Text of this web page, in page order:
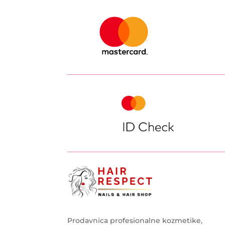
Prodavnica profesionalne kozmetike,